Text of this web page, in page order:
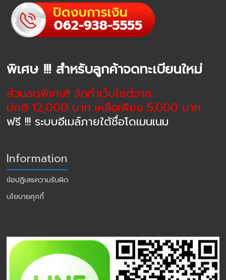
พิเศษ !!! สำหรับลูกค้าจดทะเบียนใหม่
ส่วนลดพิเศษ!! จัดทำเว็บไซต์จาก
ปกติ 12,000 บาท เหลือเพียง 5,000 บาท
ฟรี !!! ระบบอีเมล์ภายใต้ชื่อโดเมนเนม
Information
ข้อปฏิเสธความรับผิด
นโยบายคุกกี้